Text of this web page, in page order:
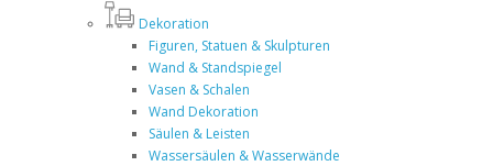
Dekoration
Figuren, Statuen & Skulpturen
Wand & Standspiegel
Vasen & Schalen
Wand Dekoration
Säulen & Leisten
Wassersäulen & Wasserwände